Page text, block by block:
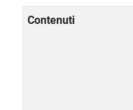
Contenuti